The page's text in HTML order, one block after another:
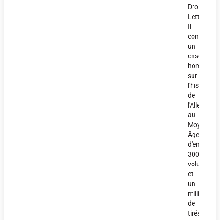
Droit-
Lettres.
Il
constitue
un
ensemble
homogène
sur
l'histoire
de
au
Moyen
Âge
d'environ
3000
volumes
et
un
millier
de
tirés-